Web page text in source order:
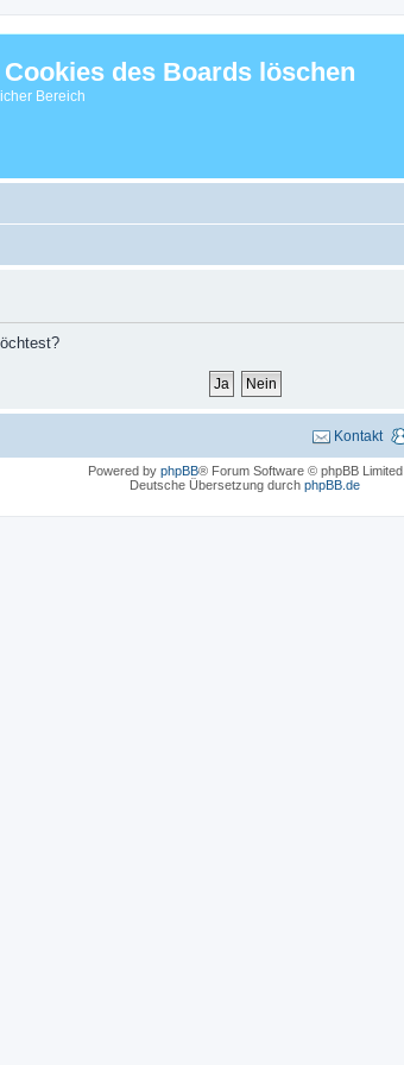
des Boards löschen
Bereich
Kontakt
Powered by phpBB® Forum Software © phpBB Limited
Deutsche Übersetzung durch phpBB.de